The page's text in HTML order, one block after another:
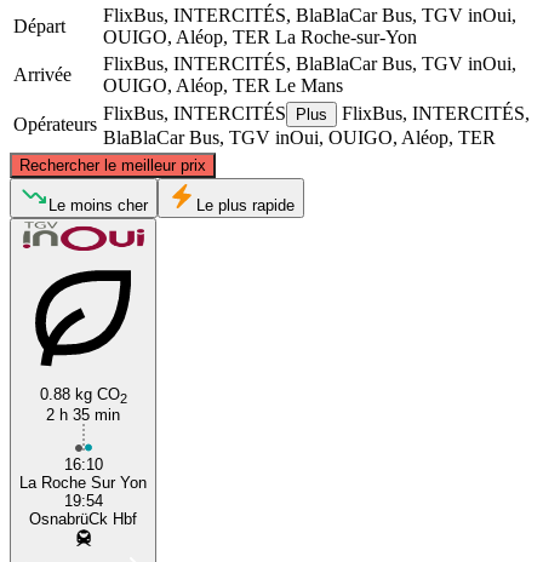
Départ
FlixBus, INTERCITÉS, BlaBlaCar Bus, TGV inOui,
OUIGO, Aléop, TER La Roche-sur-Yon
Arrivée
FlixBus, INTERCITÉS, BlaBlaCar Bus, TGV inOui,
OUIGO, Aléop, TER Le Mans
Opérateurs
FlixBus, INTERCITÉS Plus
FlixBus, INTERCITÉS,
BlaBlaCar Bus, TGV inOui, OUIGO, Aléop, TER
Rechercher le meilleur prix
©CARTO , ©OpenStreetMapcontributors
Le moins cher Le plus rapide
0.88 kg CO2
2 h 35 min
16:10
La Roche Sur Yon
19:54
OsnabrüCk Hbf